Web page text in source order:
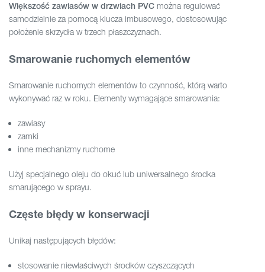
Większość zawiasów w drzwiach PVC można regulować
samodzielnie za pomocą klucza imbusowego, dostosowując
położenie skrzydła w trzech płaszczyznach.
Smarowanie ruchomych elementów
Smarowanie ruchomych elementów to czynność, którą warto
wykonywać raz w roku. Elementy wymagające smarowania:
zawiasy
zamki
inne mechanizmy ruchome
Użyj specjalnego oleju do okuć lub uniwersalnego środka
smarującego w sprayu.
Częste błędy w konserwacji
Unikaj następujących błędów:
stosowanie niewłaściwych środków czyszczących